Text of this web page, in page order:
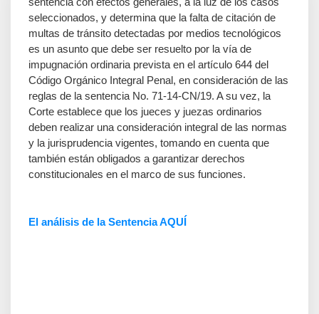
seleccionados, y determina que la falta de citación de
multas de tránsito detectadas por medios tecnológicos
es un asunto que debe ser resuelto por la vía de
impugnación ordinaria prevista en el artículo 644 del
Código Orgánico Integral Penal, en consideración de las
reglas de la sentencia No. 71-14-CN/19. A su vez, la
Corte establece que los jueces y juezas ordinarios
deben realizar una consideración integral de las normas
y la jurisprudencia vigentes, tomando en cuenta que
también están obligados a garantizar derechos
constitucionales en el marco de sus funciones.
El análisis de la Sentencia AQUÍ